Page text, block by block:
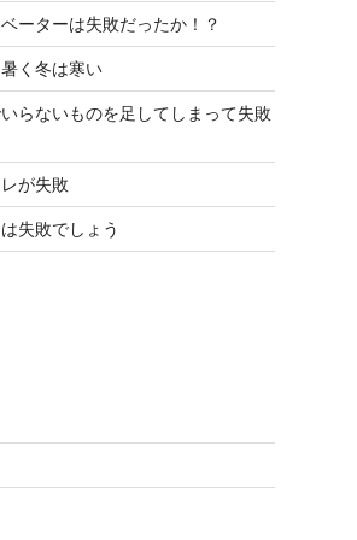
ーターは失敗だったか！？
く冬は寒い
らないものを足してしまって失敗
が失敗
失敗でしょう